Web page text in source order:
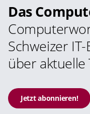
Das
Schweizer
über aktuelle
Jetzt abonnieren!